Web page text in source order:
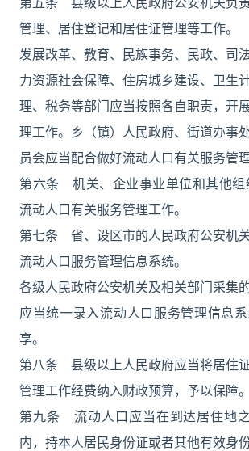
管理、居住登记和居住证管理等工作。
发展改革、教育、民族事务、民政、司
力资源社会保障、住房城乡建设、卫生
理、税务等部门应当按照各自职责，开
理工作。乡（镇）人民政府、街道办事
员会应当配合做好流动人口有关服务管理
第六条 机关、企业事业单位和其他组
流动人口有关服务管理工作。
第七条 省、设区市的人民政府公安机
流动人口服务管理信息系统。
各级人民政府公安机关及相关部门采集
应当统一录入流动人口服务管理信息
享。
第八条 县级以上人民政府应当将居住
管理工作经费纳入财政预算，予以保障。
第九条 流动人口应当在到达居住地
内，持本人居民身份证或者其他有效身